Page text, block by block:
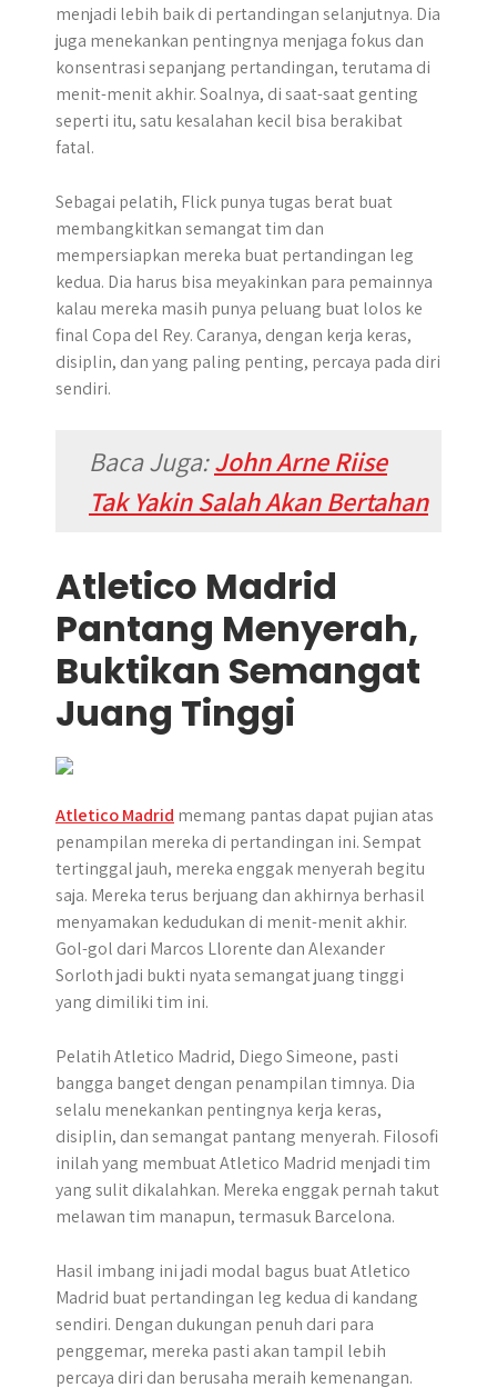
menjadi lebih baik di pertandingan selanjutnya. Dia
juga menekankan pentingnya menjaga fokus dan
konsentrasi sepanjang pertandingan, terutama di
menit-menit akhir. Soalnya, di saat-saat genting
seperti itu, satu kesalahan kecil bisa berakibat
fatal.
Sebagai pelatih, Flick punya tugas berat buat
membangkitkan semangat tim dan
mempersiapkan mereka buat pertandingan leg
kedua. Dia harus bisa meyakinkan para pemainnya
kalau mereka masih punya peluang buat lolos ke
final Copa del Rey. Caranya, dengan kerja keras,
disiplin, dan yang paling penting, percaya pada diri
sendiri.
Baca Juga:John Arne Riise
Tak Yakin Salah Akan Bertahan
Atletico Madrid
Pantang Menyerah,
Buktikan Semangat
Juang Tinggi
Atletico Madrid memang pantas dapat pujian atas
penampilan mereka di pertandingan ini. Sempat
tertinggal jauh, mereka enggak menyerah begitu
saja. Mereka terus berjuang dan akhirnya berhasil
menyamakan kedudukan di menit-menit akhir.
Gol-gol dari Marcos Llorente dan Alexander
Sorloth jadi bukti nyata semangat juang tinggi
yang dimiliki tim ini.
Pelatih Atletico Madrid, Diego Simeone, pasti
bangga banget dengan penampilan timnya. Dia
selalu menekankan pentingnya kerja keras,
disiplin, dan semangat pantang menyerah. Filosofi
inilah yang membuat Atletico Madrid menjadi tim
yang sulit dikalahkan. Mereka enggak pernah takut
melawan tim manapun, termasuk Barcelona.
Hasil imbang ini jadi modal bagus buat Atletico
Madrid buat pertandingan leg kedua di kandang
sendiri. Dengan dukungan penuh dari para
penggemar, mereka pasti akan tampil lebih
percaya diri dan berusaha meraih kemenangan.